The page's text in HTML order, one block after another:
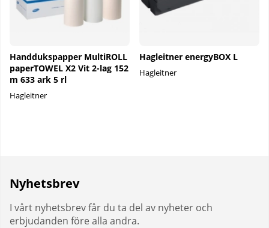
Handdukspapper MultiROLL
paperTOWEL X2 Vit 2-lag 152
m 633 ark 5 rl
Hagleitner
Hagleitner energyBOX L
Hagleitner
Nyhetsbrev
I vårt nyhetsbrev får du ta del av nyheter och
erbjudanden före alla andra.